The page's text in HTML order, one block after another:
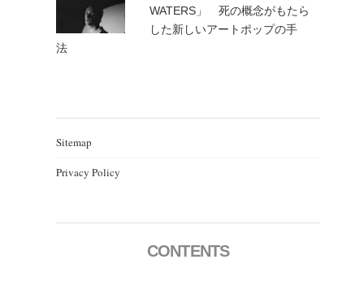
WATERS」 死の概念がもたら
した新しいアートポップの手
法
Sitemap
Privacy Policy
CONTENTS